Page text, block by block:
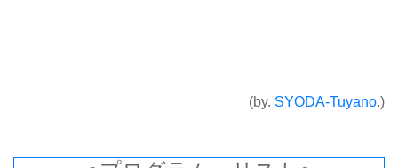
(by. SYODA-Tuyano.)